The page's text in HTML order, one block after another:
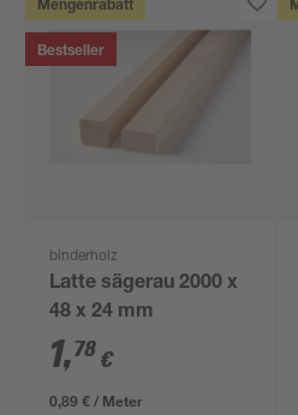
Mengenrabatt
Bestseller
binderholz
Latte sägerau 2000 x
48 x 24 mm
1,78 €
0,89 € / Meter